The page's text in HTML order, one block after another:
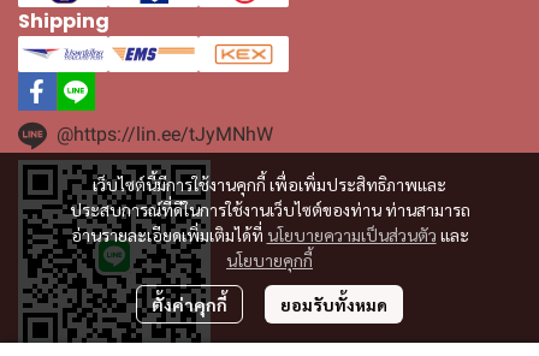
เว็บไซต์นี้มีการใช้งานคุกกี้ เพื่อเพิ่มประสิทธิภาพและ
ประสบการณ์ที่ดีในการใช้งานเว็บไซต์ของท่าน ท่านสามารถ
อ่านรายละเอียดเพิ่มเติมได้ที่ นโยบายความเป็นส่วนตัว และ
นโยบายคุกกี้
ตั้งค่าคุกกี้ ยอมรับทั้งหมด
Shipping
@https://lin.ee/tJyMNhW